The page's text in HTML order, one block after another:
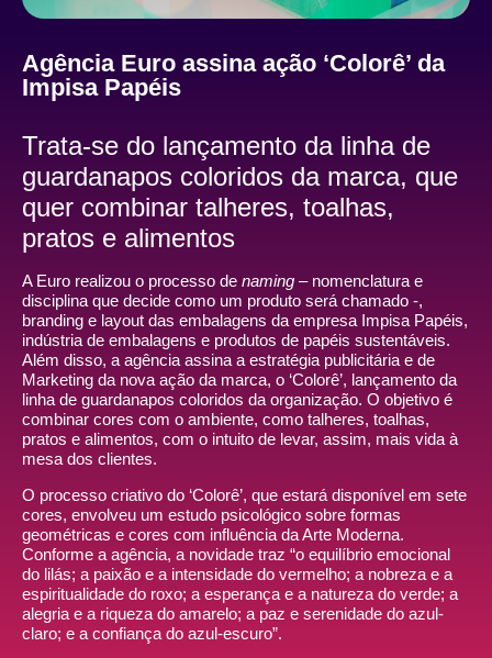
Agência Euro assina ação ‘Colorê’ da
Impisa Papéis
Trata-se do lançamento da linha de
guardanapos coloridos da marca, que
quer combinar talheres, toalhas,
pratos e alimentos
A Euro realizou o processo de naming – nomenclatura e
disciplina que decide como um produto será chamado -,
branding e layout das embalagens da empresa Impisa Papéis,
indústria de embalagens e produtos de papéis sustentáveis.
Além disso, a agência assina a estratégia publicitária e de
Marketing da nova ação da marca, o ‘Colorê’, lançamento da
linha de guardanapos coloridos da organização. O objetivo é
combinar cores com o ambiente, como talheres, toalhas,
pratos e alimentos, com o intuito de levar, assim, mais vida à
mesa dos clientes.
O processo criativo do ‘Colorê’, que estará disponível em sete
cores, envolveu um estudo psicológico sobre formas
geométricas e cores com influência da Arte Moderna.
Conforme a agência, a novidade traz “o equilíbrio emocional
do lilás; a paixão e a intensidade do vermelho; a nobreza e a
espiritualidade do roxo; a esperança e a natureza do verde; a
alegria e a riqueza do amarelo; a paz e serenidade do azul-
claro; e a confiança do azul-escuro”.